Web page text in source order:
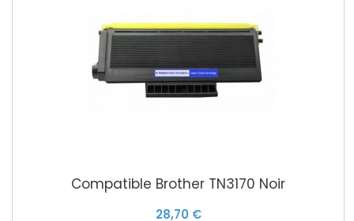
Compatible Brother TN3170 Noir
28,70 €